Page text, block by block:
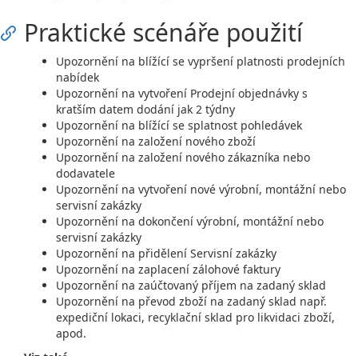
Praktické scénáře použití
Upozornění na blížící se vypršení platnosti prodejních
nabídek
Upozornění na vytvoření Prodejní objednávky s
kratším datem dodání jak 2 týdny
Upozornění na blížící se splatnost pohledávek
Upozornění na založení nového zboží
Upozornění na založení nového zákazníka nebo
dodavatele
Upozornění na vytvoření nové výrobní, montážní nebo
servisní zakázky
Upozornění na dokončení výrobní, montážní nebo
servisní zakázky
Upozornění na přidělení Servisní zakázky
Upozornění na zaplacení zálohové faktury
Upozornění na zaúčtovaný příjem na zadaný sklad
Upozornění na převod zboží na zadaný sklad např.
expediční lokaci, recyklační sklad pro likvidaci zboží,
apod.